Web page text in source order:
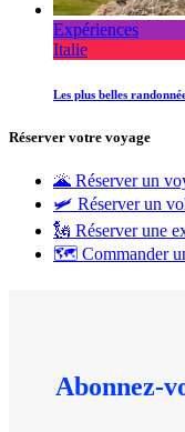
Expériences
Italie
Les plus belles
Réserver votre voyage
🌋 Réserver un
🛩 Réserver un
🗽 Réserver une
🗺 Commander
Abonnez-